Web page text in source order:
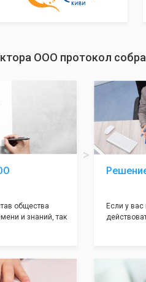
ООО протокол
общества
и знаний, так
вам свой
который
Если у
грамотно
нужно